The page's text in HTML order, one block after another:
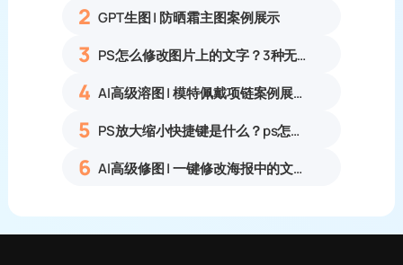
2 GPT生图 | 防晒霜主图案例展示
3 PS怎么修改图片上的文字？3种无痕改字方法，新手也能搞定
4 AI高级溶图 | 模特佩戴项链案例展示
5 PS放大缩小快捷键是什么？ps怎么把图片拉大拉小？
6 AI高级修图 | 一键修改海报中的文字